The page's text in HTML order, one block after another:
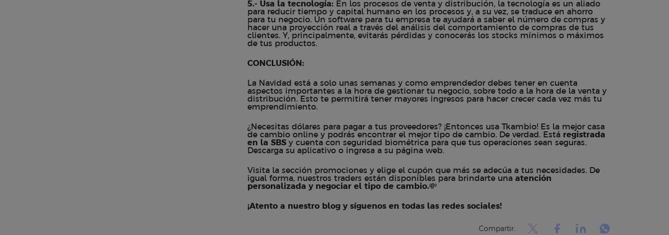
5.- Usa la tecnología: En los procesos de venta y distribución, la tecnología es un aliado
para reducir tiempo y capital humano en los procesos y, a su vez, se traduce en ahorro
para tu negocio. Un software para tu empresa te ayudará a saber el número de compras y
hacer una proyección real a través del análisis del comportamiento de compras de tus
clientes. Y, principalmente, evitarás pérdidas y conocerás los stocks mínimos o máximos
de tus productos.
CONCLUSIÓN:
La Navidad está a solo unas semanas y como emprendedor debes tener en cuenta
aspectos importantes a la hora de gestionar tu negocio, sobre todo a la hora de la venta y
distribución. Esto te permitirá tener mayores ingresos para hacer crecer cada vez más tu
emprendimiento.
¿Necesitas dólares para pagar a tus proveedores? ¡Entonces usa Tkambio! Es la mejor casa
de cambio online y podrás encontrar el mejor tipo de cambio. De verdad. Está registrada
en la SBS y cuenta con seguridad biométrica para que tus operaciones sean seguras.
Descarga su aplicativo o ingresa a su página web.
Visita la sección promociones y elige el cupón que más se adecúa a tus necesidades. De
igual forma, nuestros traders están disponibles para brindarte una atención
personalizada y negociar el tipo de cambio.💸
¡Atento a nuestro blog y síguenos en todas las redes sociales!
Compartir: